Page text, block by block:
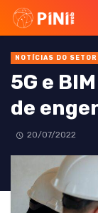
NOTÍCIAS DO SETOR
5G e
de
20/07/2022